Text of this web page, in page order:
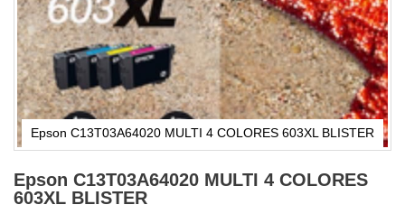
Epson C13T03A64020 MULTI 4 COLORES 603XL BLISTER
al
comienzo
Epson C13T03A64020 MULTI 4 COLORES
603XL BLISTER